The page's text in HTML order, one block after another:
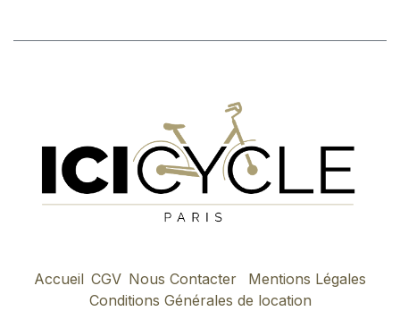
Accueil CGV Nous Contacter
Mentions Légales
Conditions Générales de location